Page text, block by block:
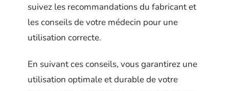
suivez les recommandations du fabricant et
les conseils de votre médecin pour une
utilisation correcte.
En suivant ces conseils, vous garantirez une
utilisation optimale et durable de votre